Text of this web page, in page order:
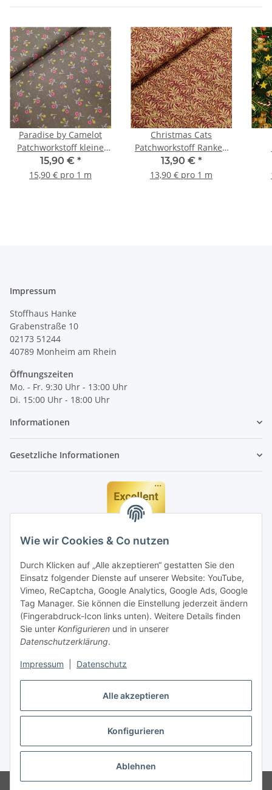
Alle akzeptieren
Konfigurieren
Ablehnen
Wie wir Cookies & Co nutzen
Durch Klicken auf „Alle akzeptieren“ gestatten Sie den
Einsatz folgender Dienste auf unserer Website: YouTube,
Vimeo, ReCaptcha, Google Analytics, Google Ads, Google
Tag Manager. Sie können die Einstellung jederzeit ändern
(Fingerabdruck-Icon links unten). Weitere Details finden
Sie unter Konfigurieren und in unserer
Datenschutzerklärung.
Impressum Datenschutz
Paradise by Camelot
Patchworkstoff kleine
Blumen taupe, pink, gelb
15,90 € *
15,90 € pro 1 m
Christmas Cats
Patchworkstoff Ranken
burgundy, grün, gold
13,90 € *
13,90 € pro 1 m
Impressum
Stoffhaus Hanke
Grabenstraße 10
02173 51244
40789 Monheim am Rhein
Öffnungszeiten
Mo. - Fr. 9:30 Uhr - 13:00 Uhr
Di. 15:00 Uhr - 18:00 Uhr
Informationen
Gesetzliche Informationen
* Alle Preise inkl. gesetzlicher MwSt., zzgl.